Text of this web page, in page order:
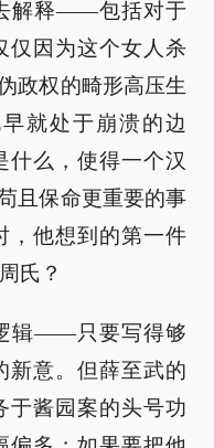
解释——包括对于
仅因为这个女人杀
政权的畸形高压生
就处于崩溃的边
什么，使得一个汉
且保命更重要的事
他想到的第一件
氏？
辑——只要写得够
新意。但薛至武的
于酱园案的头号功